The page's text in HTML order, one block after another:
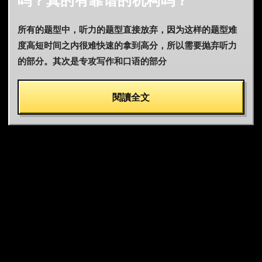
所有的题型中，听力的题型直接放弃，因为这样的题型难
度高短时间之内很难快速的拿到高分，所以需要抛弃听力
的部分。其次是专攻写作和口语的部分
閱讀全文